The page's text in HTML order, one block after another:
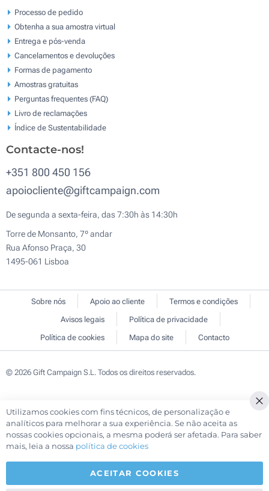
Processo de pedido
Obtenha a sua amostra virtual
Entrega e pós-venda
Cancelamentos e devoluções
Formas de pagamento
Amostras gratuitas
Perguntas frequentes (FAQ)
Livro de reclamaçōes
Índice de Sustentabilidade
Contacte-nos!
+351 800 450 156
apoiocliente@giftcampaign.com
De segunda a sexta-feira, das 7:30h às 14:30h
Torre de Monsanto, 7º andar
Rua Afonso Praça, 30
1495-061 Lisboa
Sobre nós Apoio ao cliente
Termos e condições
Avisos legais
Política de privacidade
Política de cookies
Mapa do site Contacto
© 2026 Gift Campaign S.L. Todos os direitos reservados.
Utilizamos cookies com fins técnicos, de personalização e
analíticos para melhorar a sua experiência. Se não aceita as
nossas cookies opcionais, a mesma poderá ser afetada. Para saber
mais, leia a nossa política de cookies
ACEITAR COOKIES